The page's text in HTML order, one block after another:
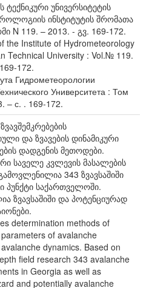
უნივერსიტეტის
ინსტიტუტის შრომათა
N 119. – 2013. - გვ. 169-172.
the Institute of Hydrometeorology
Technical University : Vol.№ 119.
172.
Гидрометеорологии
Университета : Том
– с. . 169-172.
და ზვავების დინამიკური
დადგენის მეთოდები.
საველე კვლევის მასალების
343 ზვავსაშიში
პუნქტი საქართველოში.
ზვავსაშიში და პოტენციურად
determination methods of
of avalanche
dynamics. Based on
field research 343 avalanche
in Georgia as well as
and potentially avalanche